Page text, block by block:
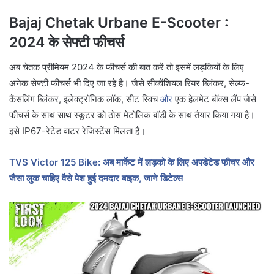
Bajaj Chetak Urbane E-Scooter :
2024 के सेफ्टी फीचर्स
अब चेतक प्रीमियम 2024 के फीचर्स की बात करें तो इसमें लड़कियों के लिए
अनेक सेफ्टी फीचर्स भी दिए जा रहे है। जैसे सीक्वेंशियल रियर ब्लिंकर, सेल्फ-
कैंसलिंग ब्लिंकर, इलेक्ट्रॉनिक लॉक, सीट स्विचऔरएक हेलमेट बॉक्स लैंप जैसे
फीचर्स के साथ साथ स्कूटर को ठोस मेटोलिक बॉडी के साथ तैयार किया गया है।
इसे IP67-रेटेड वाटर रेजिस्टेंस मिलता है।
TVS Victor 125 Bike: अब मार्केट में लड़को के लिए अपडेटेड फीचर और
जैसा लुक चाहिए वैसे पेश हुई दमदार बाइक, जाने डिटेल्स